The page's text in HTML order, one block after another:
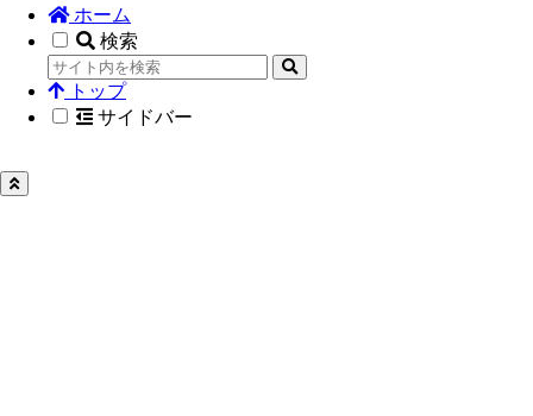
ホーム
検索
トップ
サイドバー